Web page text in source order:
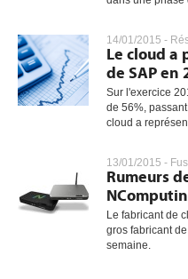
14/01/2015 -
Le cloud a
de SAP en
Sur l'exercice
de 56%,
cloud a
13/01/2015 -
Rumeurs
Le fabricant de
gros fabricant
semaine.